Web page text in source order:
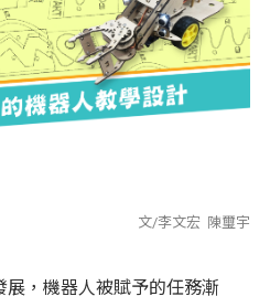
文/李文宏 陳璽宇
，機器人被賦予的任務漸